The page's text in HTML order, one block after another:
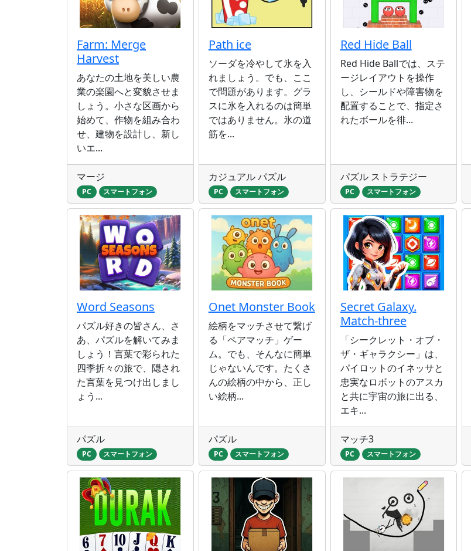
Farm: Merge
Harvest
あなたの土地を美しい農
業の楽園へと変貌させま
しょう。小さな区画から
始めて、作物を組み合わ
せ、建物を設計し、新し
いエ...
マージ
PC スマートフォン
Path ice
ソーダを冷やして氷を入
れましょう。でも、ここ
で問題があります。グラ
スに氷を入れるのは簡単
ではありません。氷の道
筋を...
カジュアル パズル
PC スマートフォン
Red Hide Ball
Red Hide Ballでは、ステ
ージレイアウトを操作
し、シールドや障害物を
配置することで、指定さ
れたボールを徘...
パズル ストラテジー
PC スマートフォン
Word Seasons
パズル好きの皆さん、さ
あ、パズルを解いてみま
しょう！言葉で彩られた
四季折々の旅で、隠され
た言葉を見つけ出しまし
ょう...
パズル
PC スマートフォン
Onet Monster Book
絵柄をマッチさせて繋げ
る「ペアマッチ」ゲー
ム。でも、そんなに簡単
じゃないんです。たくさ
んの絵柄の中から、正し
い絵柄...
パズル
PC スマートフォン
Secret Galaxy.
Match-three
「シークレット・オブ・
ザ・ギャラクシー」は、
パイロットのイネッサと
忠実なロボットのアスカ
と共に宇宙の旅に出る、
エキ...
マッチ3
PC スマートフォン